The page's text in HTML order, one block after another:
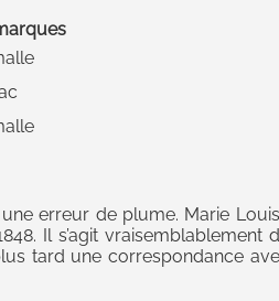
erreur de plume. Marie
Il s’agit vraisemblablement
tard une correspondance